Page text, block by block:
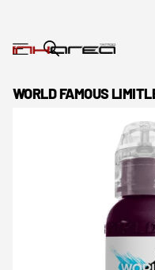
WORLD FAMOUS